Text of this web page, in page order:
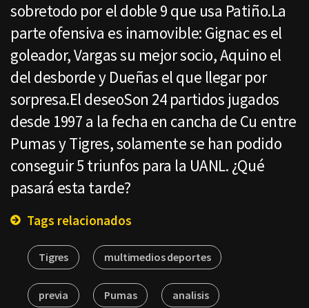
sobretodo por el doble 9 que usa Patiño.La
parte ofensiva es inamovible: Gignac es el
goleador, Vargas su mejor socio, Aquino el
del desborde y Dueñas el que llegar por
sorpresa.El deseoSon 24 partidos jugados
desde 1997 a la fecha en cancha de Cu entre
Pumas y Tigres, solamente se han podido
conseguir 5 triunfos para la UANL. ¿Qué
pasará esta tarde?
Tags relacionados
Tigres multimedios deportes
previa Pumas analisis